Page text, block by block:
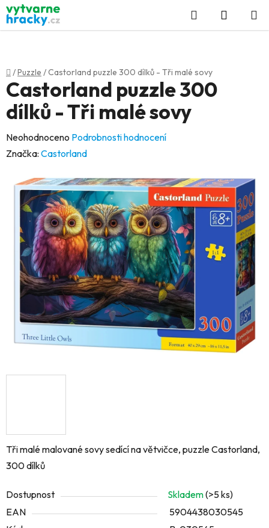
Přejít
na
obsah
Hledat
KOŠÍK
Domů
/Puzzle /Castorland puzzle 300 dílků - Tři malé sovy
Tři malé malované sovy sedící na větvičce, puzzle Castorland,
300 dílků
Dostupnost Skladem(>5 ks)
EAN
5904438030545
Castorland puzzle 300
dílků - Tři malé sovy
Průměrné
hodnocení
hvězdiček.
Neohodnoceno Podrobnosti hodnocení
Značka: Castorland